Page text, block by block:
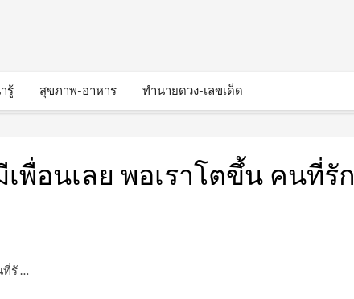
รู้ สุขภาพ-อาหาร ทำนายดวง-เลขเด็ด
พื่อนเลย พอเราโตขึ้น คนที่รัก
ที่รั …